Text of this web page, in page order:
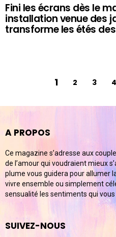
Fini les écrans dès le
installation venue des
transforme les étés
1 2 3 4
A PROPOS
Ce magazine s’adresse aux
de l’amour qui voudraient mieux
plume vous guidera pour allumer
vivre ensemble ou simplement
sensualité les sentiments qui vous
SUIVEZ-NOUS